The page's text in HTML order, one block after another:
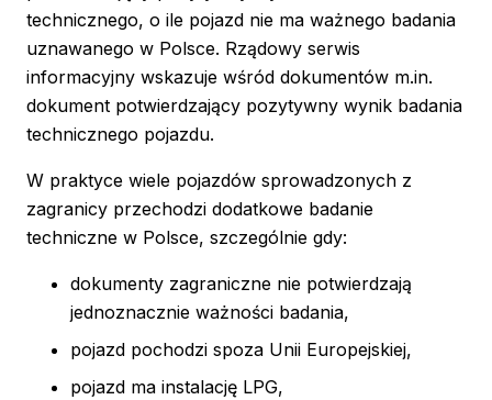
technicznego, o ile pojazd nie ma ważnego badania
uznawanego w Polsce. Rządowy serwis
informacyjny wskazuje wśród dokumentów m.in.
dokument potwierdzający pozytywny wynik badania
technicznego pojazdu.
W praktyce wiele pojazdów sprowadzonych z
zagranicy przechodzi dodatkowe badanie
techniczne w Polsce, szczególnie gdy:
dokumenty zagraniczne nie potwierdzają
jednoznacznie ważności badania,
pojazd pochodzi spoza Unii Europejskiej,
pojazd ma instalację LPG,